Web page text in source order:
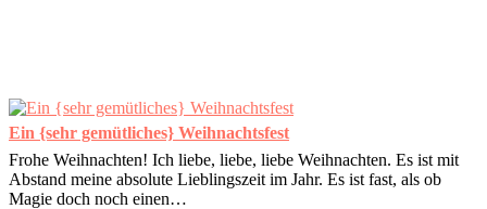
Ein {sehr gemütliches} Weihnachtsfest
Frohe Weihnachten! Ich liebe, liebe, liebe Weihnachten. Es ist mit
Abstand meine absolute Lieblingszeit im Jahr. Es ist fast, als ob
Magie doch noch einen…